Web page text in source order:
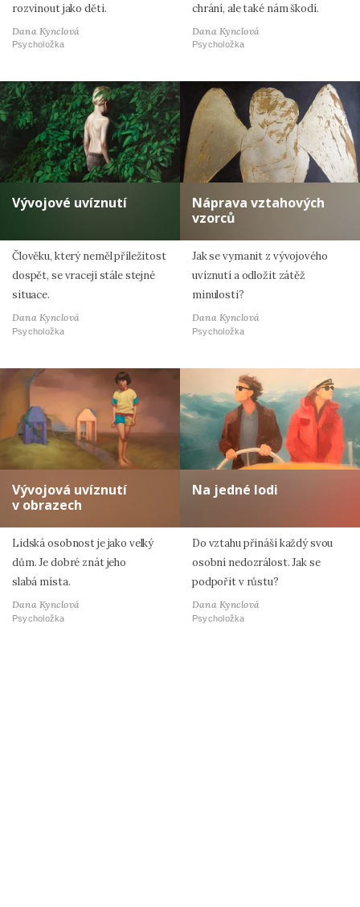
rozvinout jako děti.
Dana Kynclová
Psycholožka
chrání, ale také nám škodí.
Dana Kynclová
Psycholožka
Vývojové uvíznutí
Člověku, který neměl příležitost
dospět, se vracejí stále stejné
situace.
Dana Kynclová
Psycholožka
Náprava vztahových
vzorců
Jak se vymanit z vývojového
uvíznutí a odložit zátěž
minulosti?
Dana Kynclová
Psycholožka
Vývojová uvíznutí
v obrazech
Lidská osobnost je jako velký
dům. Je dobré znát jeho
slabá místa.
Dana Kynclová
Psycholožka
Na jedné lodi
Do vztahu přináší každý svou
osobní nedozrálost. Jak se
podpořit v růstu?
Dana Kynclová
Psycholožka